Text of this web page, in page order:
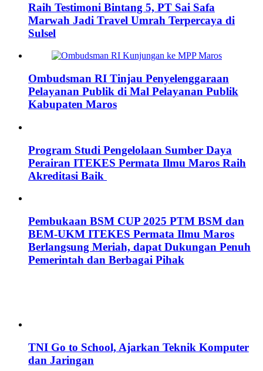
Raih Testimoni Bintang 5, PT Sai Safa
Marwah Jadi Travel Umrah Terpercaya di
Sulsel
Ombudsman RI Tinjau Penyelenggaraan
Pelayanan Publik di Mal Pelayanan Publik
Kabupaten Maros
Program Studi Pengelolaan Sumber Daya
Perairan ITEKES Permata Ilmu Maros Raih
Akreditasi Baik
Pembukaan BSM CUP 2025 PTM BSM dan
BEM-UKM ITEKES Permata Ilmu Maros
Berlangsung Meriah, dapat Dukungan Penuh
Pemerintah dan Berbagai Pihak
TNI Go to School, Ajarkan Teknik Komputer
dan Jaringan